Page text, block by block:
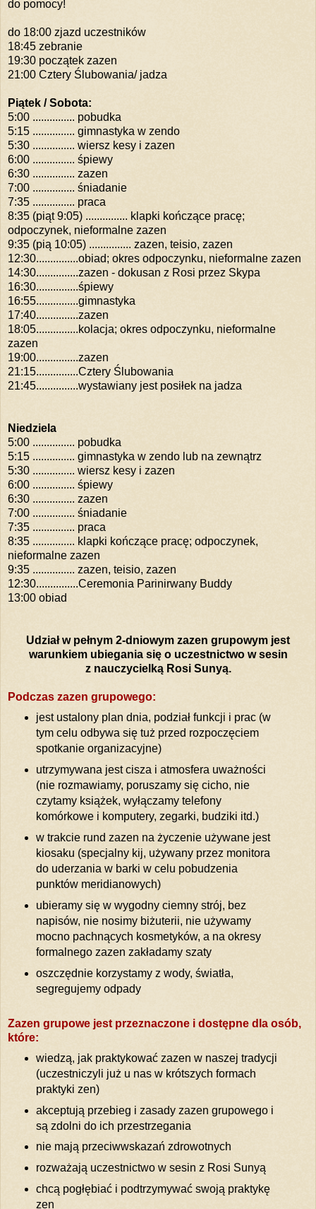
do pomocy!
do 18:00 zjazd uczestników
18:45 zebranie
19:30 początek zazen
21:00 Cztery Ślubowania/ jadza
Piątek / Sobota:
5:00 ............... pobudka
5:15 ............... gimnastyka w zendo
5:30 ............... wiersz kesy i zazen
6:00 ............... śpiewy
6:30 ............... zazen
7:00 ............... śniadanie
7:35 ............... praca
8:35 (piąt 9:05) ............... klapki kończące pracę;
odpoczynek, nieformalne zazen
9:35 (pią 10:05) ............... zazen, teisio, zazen
12:30...............obiad; okres odpoczynku, nieformalne zazen
14:30...............zazen - dokusan z Rosi przez Skypa
16:30...............śpiewy
16:55...............gimnastyka
17:40...............zazen
18:05...............kolacja; okres odpoczynku, nieformalne
zazen
19:00...............zazen
21:15...............Cztery Ślubowania
21:45...............wystawiany jest posiłek na jadza
Niedziela
5:00 ............... pobudka
5:15 ............... gimnastyka w zendo lub na zewnątrz
5:30 ............... wiersz kesy i zazen
6:00 ............... śpiewy
6:30 ............... zazen
7:00 ............... śniadanie
7:35 ............... praca
8:35 ............... klapki kończące pracę; odpoczynek,
nieformalne zazen
9:35 ............... zazen, teisio, zazen
12:30...............Ceremonia Parinirwany Buddy
13:00 obiad
Udział w pełnym 2-dniowym zazen grupowym jest
warunkiem ubiegania się o uczestnictwo w sesin
z nauczycielką Rosi Sunyą.
Podczas zazen grupowego:
jest ustalony plan dnia, podział funkcji i prac (w
tym celu odbywa się tuż przed rozpoczęciem
spotkanie organizacyjne)
utrzymywana jest cisza i atmosfera uważności
(nie rozmawiamy, poruszamy się cicho, nie
czytamy książek, wyłączamy telefony
komórkowe i komputery, zegarki, budziki itd.)
w trakcie rund zazen na życzenie używane jest
kiosaku (specjalny kij, używany przez monitora
do uderzania w barki w celu pobudzenia
punktów meridianowych)
ubieramy się w wygodny ciemny strój, bez
napisów, nie nosimy biżuterii, nie używamy
mocno pachnących kosmetyków, a na okresy
formalnego zazen zakładamy szaty
oszczędnie korzystamy z wody, światła,
segregujemy odpady
Zazen grupowe jest przeznaczone i dostępne dla osób,
które:
wiedzą, jak praktykować zazen w naszej tradycji
(uczestniczyli już u nas w krótszych formach
praktyki zen)
akceptują przebieg i zasady zazen grupowego i
są zdolni do ich przestrzegania
nie mają przeciwwskazań zdrowotnych
rozważają uczestnictwo w sesin z Rosi Sunyą
chcą pogłębiać i podtrzymywać swoją praktykę
zen